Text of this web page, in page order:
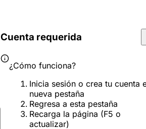
Cuenta requerida
¿Cómo funciona?
Inicia sesión o crea tu cuenta
nueva pestaña
Regresa a esta pestaña
Recarga la página (F5 o
actualizar)